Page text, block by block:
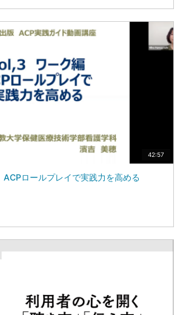
42:57
ロールプレイで実践力を高める